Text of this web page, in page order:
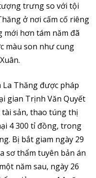
trưng so với tội
ở nơi cấm cố riêng
hơn tám năm đã
màu son như cung
Thăng được pháp
gian Trịnh Văn Quyết
sản, thao túng thị
4 300 tỉ đồng, trong
Bị bắt giam ngày 29
sơ thẩm tuyên bản án
năm sau, ngày 26